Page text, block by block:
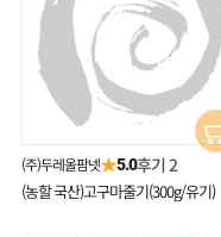
(주)두레올팜넷★5.0후기 2
(농할 국산)고구마줄기(300g/유기)